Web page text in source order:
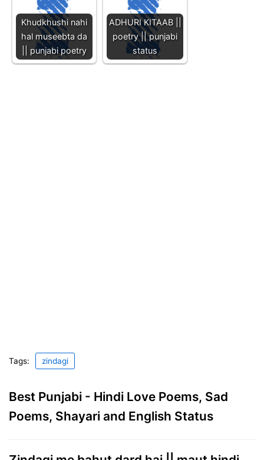
Khudkhushi nahi
hal museebta da
|| punjabi poetry
ADHURI KITAAB ||
poetry || punjabi
status
Tags: zindagi
Best Punjabi - Hindi Love Poems, Sad
Poems, Shayari and English Status